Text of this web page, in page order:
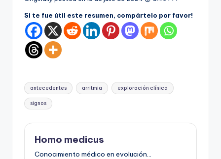
Si te fue útil este resumen, compártelo por favor!
Etiquetas:
antecedentes arritmia exploración clínica
signos
Homo medicus
Conocimiento médico en evolución...